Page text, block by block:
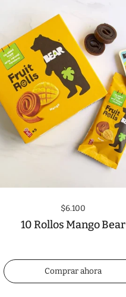
$6.100
10 Rollos Mango Bear
Comprar ahora